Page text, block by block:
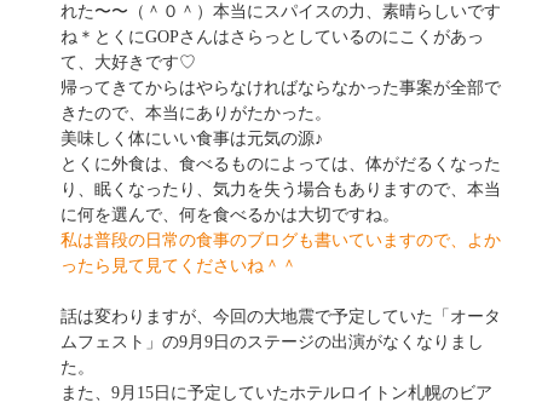
れた〜〜（＾０＾）本当にスパイスの力、素晴らしいです
ね＊とくにGOPさんはさらっとしているのにこくがあっ
て、大好きです♡
帰ってきてからはやらなければならなかった事案が全部で
きたので、本当にありがたかった。
美味しく体にいい食事は元気の源♪
とくに外食は、食べるものによっては、体がだるくなった
り、眠くなったり、気力を失う場合もありますので、本当
に何を選んで、何を食べるかは大切ですね。
私は普段の日常の食事のブログも書いていますので、よか
ったら見て見てくださいね＾＾
話は変わりますが、今回の大地震で予定していた「オータ
ムフェスト」の9月9日のステージの出演がなくなりまし
た。
また、9月15日に予定していたホテルロイトン札幌のビア